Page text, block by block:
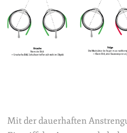
Mit der dauerhaften